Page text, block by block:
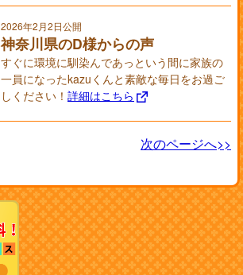
2026年2月2日公開
神奈川県のD様からの声
すぐに環境に馴染んであっという間に家族の
一員になったkazuくんと素敵な毎日をお過ご
しください！ 詳細はこちら
次のページへ>>